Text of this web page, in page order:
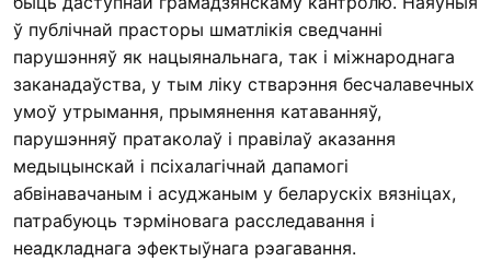
ў публічнай прасторы шматлікія сведчанні
парушэнняў як нацыянальнага, так і міжнароднага
заканадаўства, у тым ліку стварэння бесчалавечных
умоў утрымання, прымянення катаванняў,
парушэнняў пратаколаў і правілаў аказання
медыцынскай і псіхалагічнай дапамогі
абвінавачаным і асуджаным у беларускіх вязніцах,
патрабуюць тэрміновага расследавання і
неадкладнага эфектыўнага рэагавання.